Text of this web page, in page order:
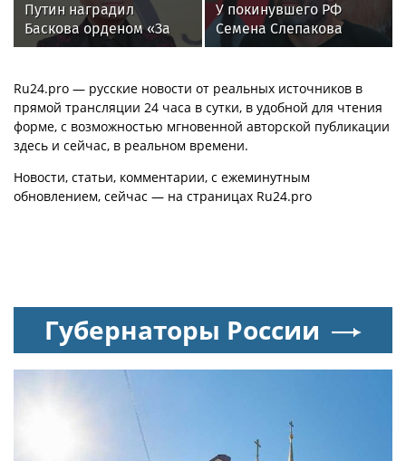
Путин наградил
Баскова орденом «За
заслуги перед
У покинувшего РФ
Семена Слепакова
нашли еще две
Ru24.pro — русские новости от реальных источников в
прямой трансляции 24 часа в сутки, в удобной для чтения
форме, с возможностью мгновенной авторской публикации
здесь и сейчас, в реальном времени.
Новости, статьи, комментарии, с ежеминутным
обновлением, сейчас — на страницах Ru24.pro
Губернаторы России